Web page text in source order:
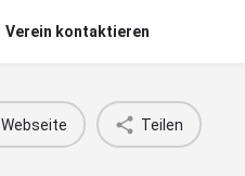
Verein kontaktieren
Webseite Teilen